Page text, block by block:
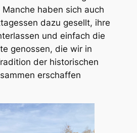
haben sich auch
dazu gesellt, ihre
und einfach die
genossen, die wir in
der historischen
erschaffen